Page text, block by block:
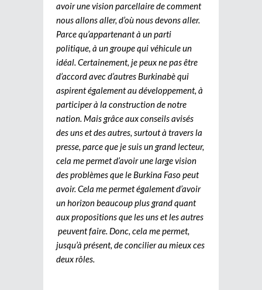
avoir une vision parcellaire de comment
nous allons aller, d’où nous devons aller.
Parce qu’appartenant à un parti
politique, à un groupe qui véhicule un
idéal. Certainement, je peux ne pas être
d’accord avec d’autres Burkinabè qui
aspirent également au développement, à
participer à la construction de notre
nation. Mais grâce aux conseils avisés
des uns et des autres, surtout à travers la
presse, parce que je suis un grand lecteur,
cela me permet d’avoir une large vision
des problèmes que le Burkina Faso peut
avoir. Cela me permet également d’avoir
un horizon beaucoup plus grand quant
aux propositions que les uns et les autres
peuvent faire. Donc, cela me permet,
jusqu’à présent, de concilier au mieux ces
deux rôles.